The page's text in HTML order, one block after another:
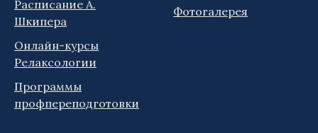
Расписание А.
Шкипера
Онлайн-курсы
Релаксологии
Программы
профпереподготовки
Фотогалерея